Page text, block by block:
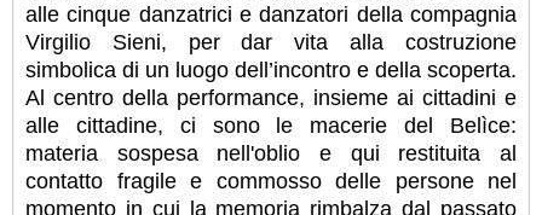
alle cinque danzatrici e danzatori della compagnia
Virgilio Sieni, per dar vita alla costruzione
simbolica di un luogo dell’incontro e della scoperta.
Al centro della performance, insieme ai cittadini e
alle cittadine, ci sono le macerie del Belìce:
materia sospesa nell'oblio e qui restituita al
contatto fragile e commosso delle persone nel
momento in cui la memoria rimbalza dal passato